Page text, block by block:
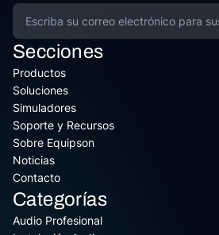
Secciones
Productos
Soluciones
Simuladores
Soporte y Recursos
Sobre Equipson
Noticias
Contacto
Categorías
Audio Profesional